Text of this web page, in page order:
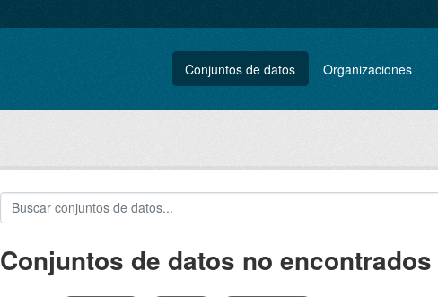
Conjuntos de datos Organizaciones
Conjuntos de datos no encontrados